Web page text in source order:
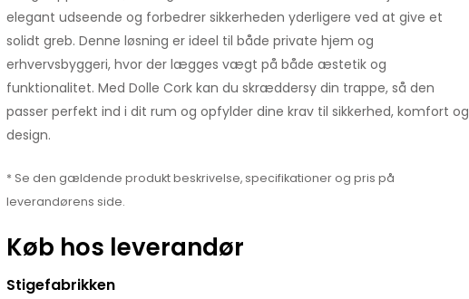
elegant udseende og forbedrer sikkerheden yderligere ved at give et
solidt greb. Denne løsning er ideel til både private hjem og
erhvervsbyggeri, hvor der lægges vægt på både æstetik og
funktionalitet. Med Dolle Cork kan du skræddersy din trappe, så den
passer perfekt ind i dit rum og opfylder dine krav til sikkerhed, komfort og
design.
* Se den gældende produkt beskrivelse, specifikationer og pris på
leverandørens side.
Køb hos leverandør
Stigefabrikken